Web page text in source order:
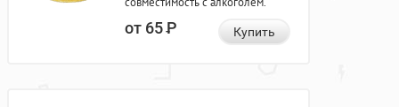
от 65Р Купить